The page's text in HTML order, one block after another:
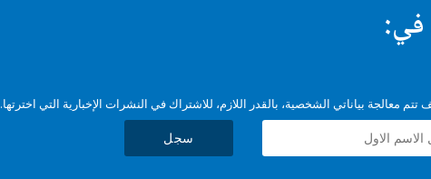
في:
معالجة بياناتي الشخصية، بالقدر اللازم، للاشتراك في النشرات الإخبارية التي اخترتها.
سجل